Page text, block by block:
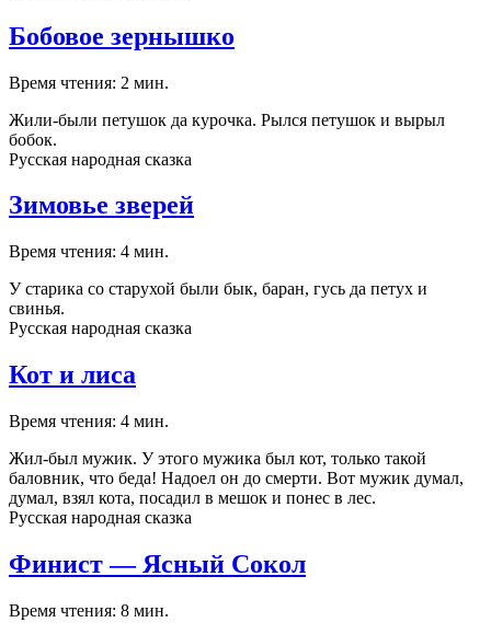
Бобовое зернышко
Время чтения: 2 мин.
Жили-были петушок да курочка. Рылся петушок и вырыл
бобок.
Русская народная сказка
Зимовье зверей
Время чтения: 4 мин.
У старика со старухой были бык, баран, гусь да петух и
свинья.
Русская народная сказка
Кот и лиса
Время чтения: 4 мин.
Жил-был мужик. У этого мужика был кот, только такой
баловник, что беда! Надоел он до смерти. Вот мужик думал,
думал, взял кота, посадил в мешок и понес в лес.
Русская народная сказка
Финист — Ясный Сокол
Время чтения: 8 мин.